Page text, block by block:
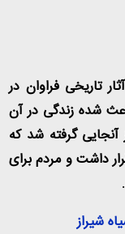
تاریخی فراوان در
شده زندگی در آن
گرفته شد که
داشت و مردم برای
.
شیراز